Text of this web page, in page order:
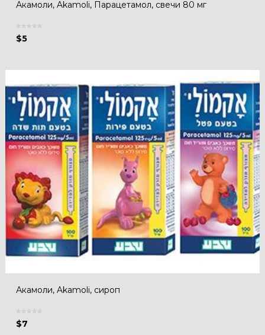
Акамоли, Akamoli, Парацетамол, свечи 80 мг
$5
Акамоли, Akamoli, сироп
$7